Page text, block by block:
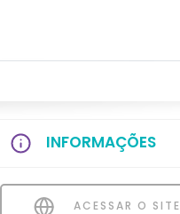
INFORMAÇÕES
ACESSAR O SITE